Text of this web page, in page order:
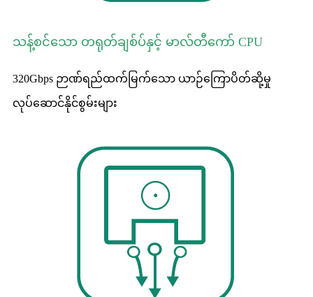
သန့်စင်သော တရုတ်ချစ်ပ်နှင့် မာလ်တီကော် CPU
320Gbps ဉာဏ်ရည်ထက်မြက်သော ယာဉ်ကြောပိတ်ဆို့မှု
လုပ်ဆောင်နိုင်စွမ်းများ